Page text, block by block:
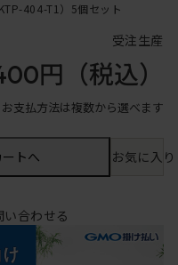
404-T1）5個セット
受注生産
円 （税込）
お支払方法は複数から選べます
ートへ お気に入
合わせる